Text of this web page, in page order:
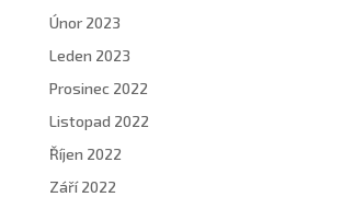
Únor 2023
Leden 2023
Prosinec 2022
Listopad 2022
Říjen 2022
Září 2022